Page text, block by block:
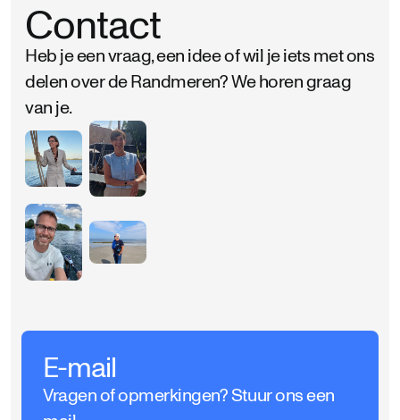
Contact
Heb je een vraag, een idee of wil je iets met ons
delen over de Randmeren? We horen graag
van je.
E-mail
Vragen of opmerkingen? Stuur ons een